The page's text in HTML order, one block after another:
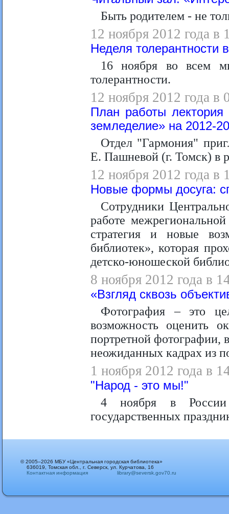
Быть родителем - не
12 ноября 2012 года в
Неделя толерантности
16 ноября во всем
толерантности.
12 ноября 2012 года в
План работы лектория
земледелие» на 2012-
Отдел "Гармония"
Е. Пашневой (г. Томск) в
12 ноября 2012 года в
Новые формы досуга:
Сотрудники
работе
стратегия и новые
библиотек», которая
детско-юношеской
8 ноября 2012 года в
«Взгляд сквозь
Фотография – это
возможность оценить
портретной фотографии,
неожиданных кадрах из
1 ноября 2012 года в
"Народ - это мы!"
4 ноября в
государственных
© 2005–2026 МБУ «Центральная городская библиотека»
636019, Томская обл., г. Северск, ул. Курчатова, 16
Контактная информация
library@seversk.gov70.ru